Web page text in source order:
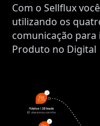
Com o Sellflux
utilizando os
comunicação
Produto no Digital